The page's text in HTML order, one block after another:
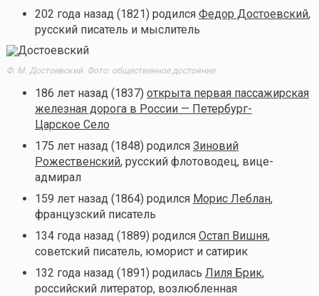
202 года назад (1821) родился Федор Достоевский,
русский писатель и мыслитель
Ф. М. Достоевский. Фото: общественное достояние
186 лет назад (1837) открыта первая пассажирская
железная дорога в России — Петербург-
Царское Село
175 лет назад (1848) родился Зиновий
Рожественский, русский флотоводец, вице-
адмирал
159 лет назад (1864) родился Морис Леблан,
французский писатель
134 года назад (1889) родился Остап Вишня,
советский писатель, юморист и сатирик
132 года назад (1891) родилась Лиля Брик,
российский литератор, возлюбленная